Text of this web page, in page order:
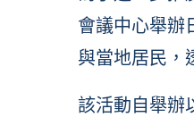
會議中心舉辦
與當地居民，
該活動自舉辦